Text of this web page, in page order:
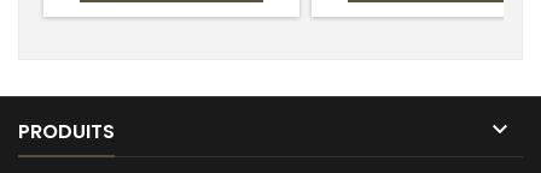
PRODUITS 